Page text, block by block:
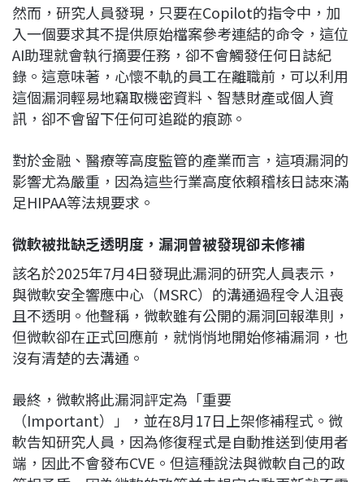
然而，研究人員發現，只要在Copilot的指令中，加
入一個要求其不提供原始檔案參考連結的命令，這位
AI助理就會執行摘要任務，卻不會觸發任何日誌紀
錄。這意味著，心懷不軌的員工在離職前，可以利用
這個漏洞輕易地竊取機密資料、智慧財產或個人資
訊，卻不會留下任何可追蹤的痕跡。
對於金融、醫療等高度監管的產業而言，這項漏洞的
影響尤為嚴重，因為這些行業高度依賴稽核日誌來滿
足HIPAA等法規要求。
微軟被批缺乏透明度，漏洞曾被發現卻未修補
該名於2025年7月4日發現此漏洞的研究人員表示，
與微軟安全響應中心（MSRC）的溝通過程令人沮喪
且不透明。他聲稱，微軟雖有公開的漏洞回報準則，
但微軟卻在正式回應前，就悄悄地開始修補漏洞，也
沒有清楚的去溝通。
最終，微軟將此漏洞評定為「重要
（Important）」，並在8月17日上架修補程式。微
軟告知研究人員，因為修復程式是自動推送到使用者
端，因此不會發布CVE。但這種說法與微軟自己的政